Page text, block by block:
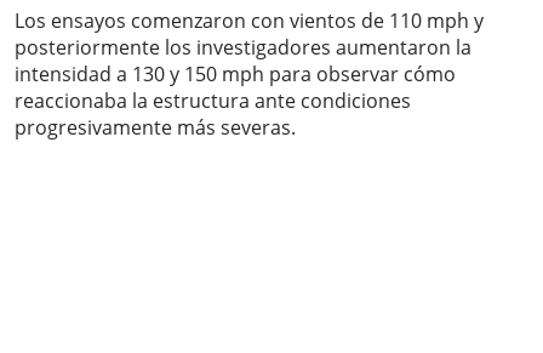
Los ensayos comenzaron con vientos de 110 mph y
posteriormente los investigadores aumentaron la
intensidad a 130 y 150 mph para observar cómo
reaccionaba la estructura ante condiciones
progresivamente más severas.